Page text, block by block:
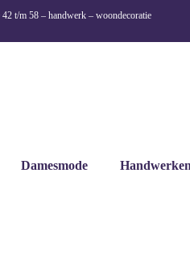
42 t/m 58 – handwerk – woondecoratie
Damesmode Handwerken